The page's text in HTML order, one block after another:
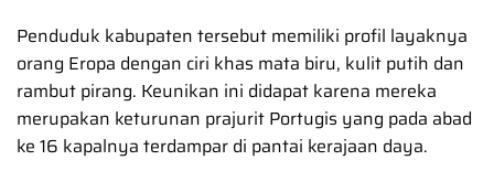
Penduduk kabupaten tersebut memiliki profil layaknya
orang Eropa dengan ciri khas mata biru, kulit putih dan
rambut pirang. Keunikan ini didapat karena mereka
merupakan keturunan prajurit Portugis yang pada abad
ke 16 kapalnya terdampar di pantai kerajaan daya.